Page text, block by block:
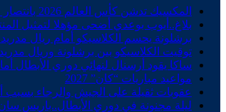
المكسيك تدشن كأس العالم 2026 بانتصار مهم على جنوب إفريقيا
بلاغ..أيوب بوعدي أضحى مؤهلا لتمثيل
برشلونة يحسم الكلاسيكو أمام ريال مدريد
توقيت الكلاسيكو بين برشلونة وريال مدريد
ساكا يقود أرسنال لنهائي دوري الأبطال
مواعيد مباريات “كان” 2027
عقوبات ثقيلة على الجيش والرجاء بسبب
ليلة مجنونة في دوري الأبطال..باريس